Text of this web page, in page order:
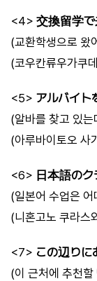
<4> 交換留学で
(교환학생으로 왔
(코우칸류우가쿠
<5> アルバイト
(알바를 찾고 있
(아루바이토오 사
<6> 日本語のク
(일본어 수업은
(니혼고노 쿠라스
<7> この辺りに
(이 근처에 추천